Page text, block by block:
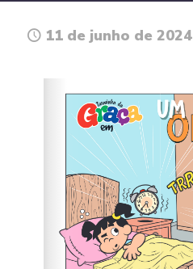
11 de junho de 2024